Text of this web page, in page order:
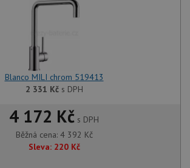
Blanco MILI chrom 519413
2 331 Kčs DPH
4 172 Kč s DPH
Běžná cena: 4 392 Kč
Sleva: 220 Kč